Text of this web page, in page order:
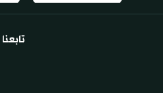
تابعنا